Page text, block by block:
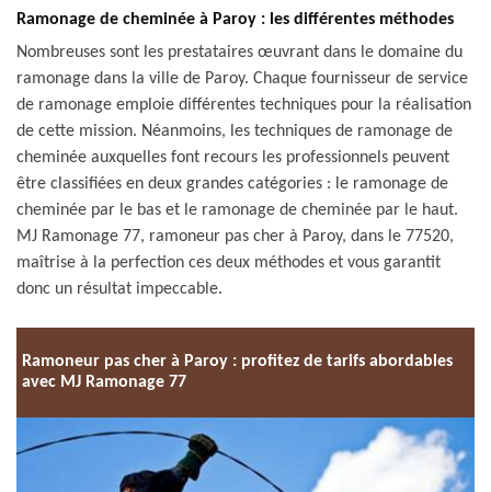
Ramonage de cheminée à Paroy : les différentes méthodes
Nombreuses sont les prestataires œuvrant dans le domaine du
ramonage dans la ville de Paroy. Chaque fournisseur de service
de ramonage emploie différentes techniques pour la réalisation
de cette mission. Néanmoins, les techniques de ramonage de
cheminée auxquelles font recours les professionnels peuvent
être classifiées en deux grandes catégories : le ramonage de
cheminée par le bas et le ramonage de cheminée par le haut.
MJ Ramonage 77, ramoneur pas cher à Paroy, dans le 77520,
maîtrise à la perfection ces deux méthodes et vous garantit
donc un résultat impeccable.
Ramoneur pas cher à Paroy : profitez de tarifs abordables
avec MJ Ramonage 77